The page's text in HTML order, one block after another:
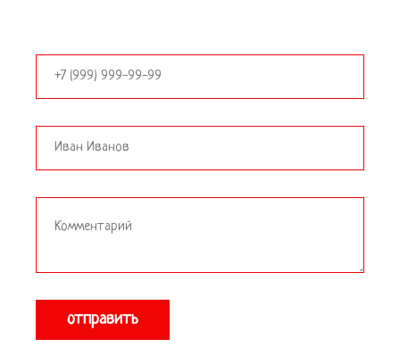
отправить